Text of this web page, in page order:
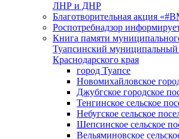
ЛНР и ДНР
Благотворительная акция
Роспотребнадзор
Книга памяти
Туапсинский муниципальный
Краснодарского края
город Туапсе
Новомихайловское
Джубгское городское
Тенгинское сельское
Небугское сельское
Шепсинское сельское
Вельяминовское